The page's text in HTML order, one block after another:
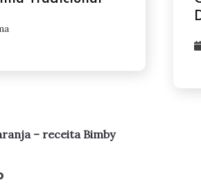
– receita Bimby